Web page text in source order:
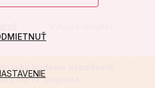
od 19. augusta
cookies